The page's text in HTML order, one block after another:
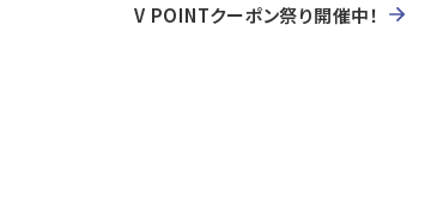
V POINTクーポン祭り開催中！